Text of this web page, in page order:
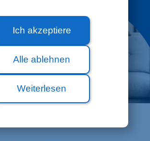
Ich akzeptiere
Alle ablehnen
Weiterlesen